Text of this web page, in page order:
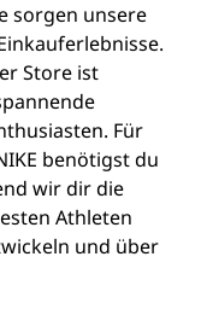
sorgen unsere
Store ist
Für
benötigst du
wir dir die
Athleten
und über